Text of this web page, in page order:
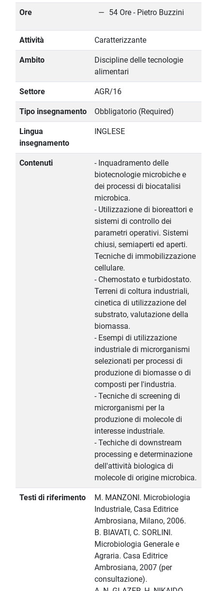
Ore 54 Ore - Pietro Buzzini
Attività Caratterizzante
Ambito
Discipline delle tecnologie
alimentari
Settore AGR/16
Tipo insegnamento Obbligatorio (Required)
Lingua
insegnamento
INGLESE
Contenuti
- Inquadramento delle
biotecnologie microbiche e
dei processi di biocatalisi
microbica.
- Utilizzazione di bioreattori e
sistemi di controllo dei
parametri operativi. Sistemi
chiusi, semiaperti ed aperti.
Tecniche di immobilizzazione
cellulare.
- Chemostato e turbidostato.
Terreni di coltura industriali,
cinetica di utilizzazione del
substrato, valutazione della
biomassa.
- Esempi di utilizzazione
industriale di microrganismi
selezionati per processi di
produzione di biomasse o di
composti per l'industria.
- Tecniche di screening di
microrganismi per la
produzione di molecole di
interesse industriale.
- Techiche di downstream
processing e determinazione
dell'attività biologica di
molecole di origine microbica.
Testi di riferimento
M. MANZONI. Microbiologia
Industriale, Casa Editrice
Ambrosiana, Milano, 2006.
B. BIAVATI, C. SORLINI.
Microbiologia Generale e
Agraria. Casa Editrice
Ambrosiana, 2007 (per
consultazione).